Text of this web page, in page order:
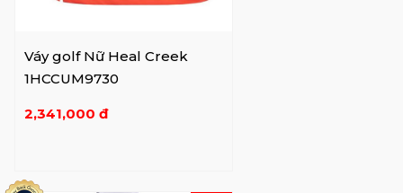
Váy golf Nữ Heal Creek
1HCCUM9730
2,341,000 đ